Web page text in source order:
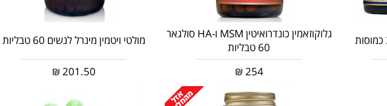
גלוקוזאמין כונדרואיטין MSM ו-HA סולגאר
60 טבליות
254
₪
מולטי ויטמין מינרל לנשים 60 טבליות
201.50
₪